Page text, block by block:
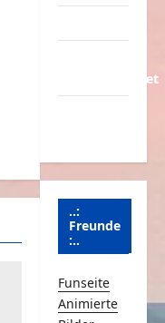
Schmunzeln.net
..:
Freunde
:..
Funseite
Animierte